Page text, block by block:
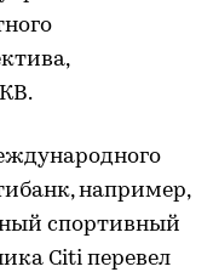
например,
спортивный
Citi перевел